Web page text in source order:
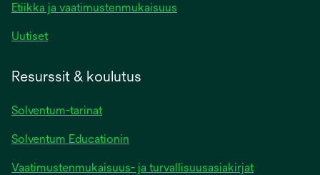
Etiikka ja vaatimustenmukaisuus
Uutiset
Resurssit & koulutus
Solventum-tarinat
Solventum Educationin
Vaatimustenmukaisuus- ja turvallisuusasiakirjat